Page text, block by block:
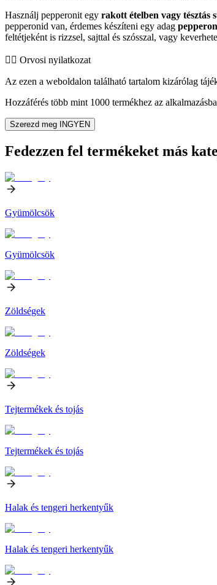
Használj pepperonit egy rakott ételben vagy tésztás
pepperonid van, érdemes készíteni egy adag
feltétjeként is rizzsel, sajttal és szósszal, vagy
👨‍⚕️️ Orvosi nyilatkozat
Az ezen a weboldalon található tartalom kizárólag
Hozzáférés több mint 1000 termékhez az
Szerezd meg INGYEN
Fedezzen fel termékeket más
Gyümölcsök
Gyümölcsök
Zöldségek
Zöldségek
Tejtermékek és tojás
Tejtermékek és tojás
Halak és tengeri herkentyűk
Halak és tengeri herkentyűk